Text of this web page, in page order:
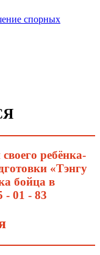
спорных
ребёнка-
«Тэнгу
бойца в
- 01 - 83